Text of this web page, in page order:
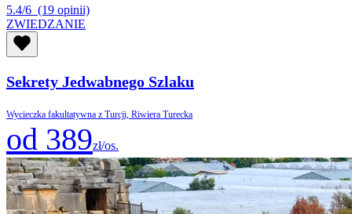
5.4/6 (19 opinii)
ZWIEDZANIE
Sekrety Jedwabnego Szlaku
Wycieczka fakultatywna z Turcji, Riwiera Turecka
od 389zł/os.